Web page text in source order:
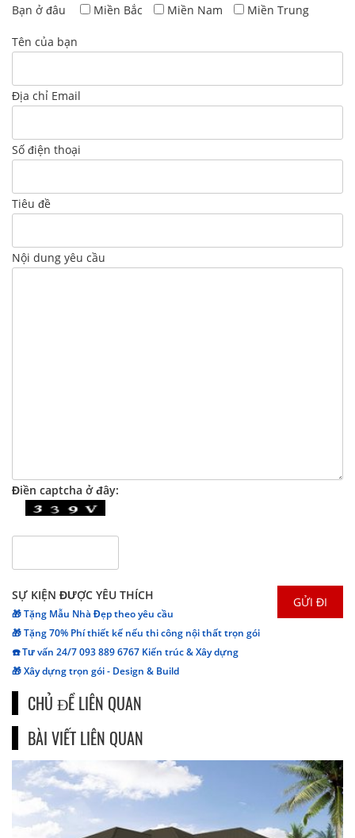
Bạn ở đâu Miền Bắc Miền Nam Miền Trung
Tên của bạn
Địa chỉ Email
Số điện thoại
Tiêu đề
Nội dung yêu cầu
Điền captcha ở đây:
SỰ KIỆN ĐƯỢC YÊU THÍCH
🎁 Tặng Mẫu Nhà Đẹp theo yêu cầu
🎁 Tặng 70% Phí thiết kế nếu thi công nội thất trọn gói
☎️ Tư vấn 24/7 093 889 6767 Kiến trúc & Xây dựng
🎁 Xây dựng trọn gói - Design & Build
CHỦ ĐỀ LIÊN QUAN
BÀI VIẾT LIÊN QUAN